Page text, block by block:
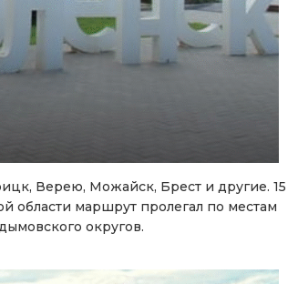
Верею, Можайск, Брест и другие. 15
области маршрут пролегал по местам
округов.